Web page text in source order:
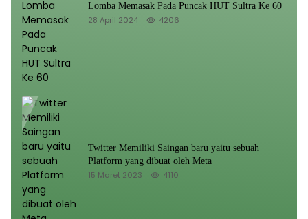
Lomba Memasak Pada Puncak HUT Sultra Ke 60
28 April 2024 4206
Twitter Memiliki Saingan baru yaitu sebuah
Platform yang dibuat oleh Meta
15 Maret 2023 4110